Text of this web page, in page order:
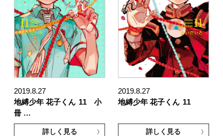
2019.8.27
地縛少年 花子くん 11 小
冊 …
詳しく見る
2019.8.27
地縛少年 花子くん 11
詳しく見る